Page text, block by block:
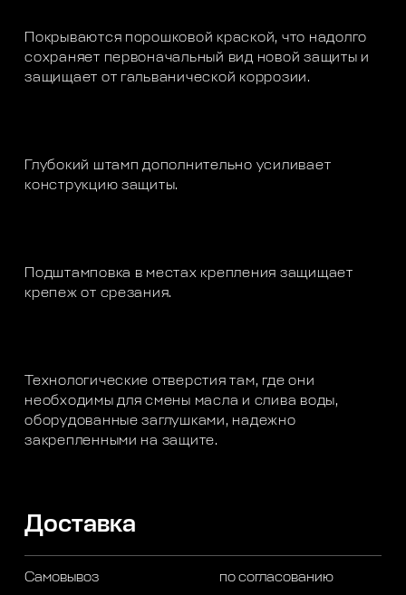
Покрываются порошковой краской, что надолго
сохраняет первоначальный вид новой защиты и
защищает от гальванической коррозии.
Глубокий штамп дополнительно усиливает
конструкцию защиты.
Подштамповка в местах крепления защищает
крепеж от срезания.
Технологические отверстия там, где они
необходимы для смены масла и слива воды,
оборудованные заглушками, надежно
закрепленными на защите.
Доставка
Самовывоз по согласованию